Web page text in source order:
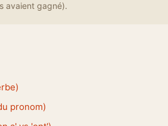
avaient gagné).
pronom)